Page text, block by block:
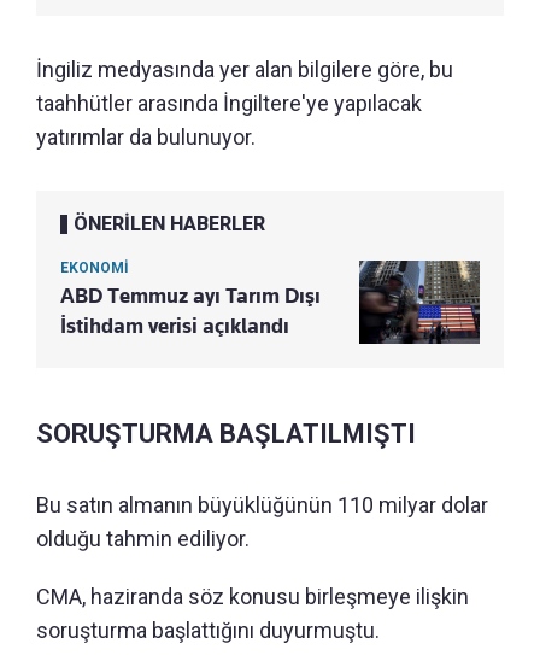
İngiliz medyasında yer alan bilgilere göre, bu
taahhütler arasında İngiltere'ye yapılacak
yatırımlar da bulunuyor.
ÖNERİLEN HABERLER
EKONOMİ
ABD Temmuz ayı Tarım Dışı
İstihdam verisi açıklandı
SORUŞTURMA BAŞLATILMIŞTI
Bu satın almanın büyüklüğünün 110 milyar dolar
olduğu tahmin ediliyor.
CMA, haziranda söz konusu birleşmeye ilişkin
soruşturma başlattığını duyurmuştu.